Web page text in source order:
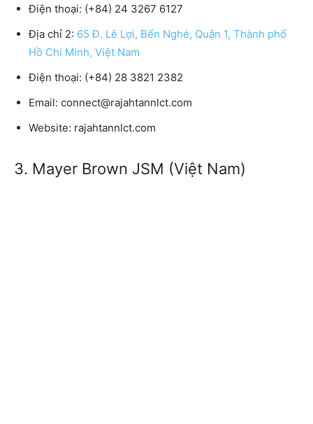
Điện thoại: (+84) 24 3267 6127
Địa chỉ 2: 65 Đ. Lê Lợi, Bến Nghé, Quận 1, Thành phố
Hồ Chí Minh, Việt Nam
Điện thoại: (+84) 28 3821 2382
Email: connect@rajahtannlct.com
Website: rajahtannlct.com
3. Mayer Brown JSM (Việt Nam)